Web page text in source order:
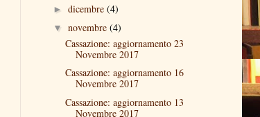
► dicembre (4)
▼ novembre (4)
Cassazione: aggiornamento 23
Novembre 2017
Cassazione: aggiornamento 16
Novembre 2017
Cassazione: aggiornamento 13
Novembre 2017